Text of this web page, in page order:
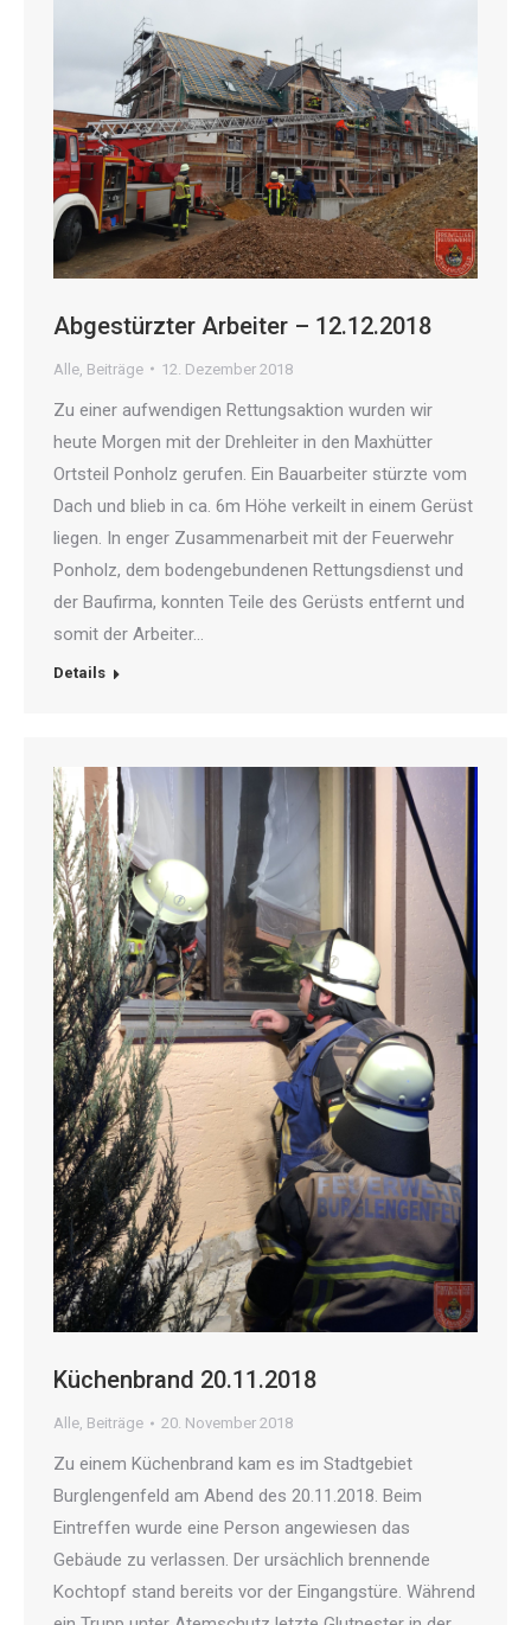
Abgestürzter Arbeiter – 12.12.2018
Alle Beiträge 12. Dezember 2018
Zu einer aufwendigen Rettungsaktion wurden wir
heute Morgen mit der Drehleiter in den Maxhütter
Ortsteil Ponholz gerufen. Ein Bauarbeiter stürzte vom
Dach und blieb in ca. 6m Höhe verkeilt in einem Gerüst
liegen. In enger Zusammenarbeit mit der Feuerwehr
Ponholz, dem bodengebundenen Rettungsdienst und
der Baufirma, konnten Teile des Gerüsts entfernt und
somit der Arbeiter…
Details
Küchenbrand 20.11.2018
Alle, Beiträge 20. November 2018
Zu einem Küchenbrand kam es im Stadtgebiet
Burglengenfeld am Abend des 20.11.2018. Beim
Eintreffen wurde eine Person angewiesen das
Gebäude zu verlassen. Der ursächlich brennende
Kochtopf stand bereits vor der Eingangstüre. Während